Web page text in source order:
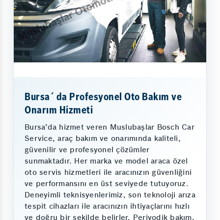
Bursa´ da Profesyonel Oto Bakım ve
Onarım Hizmeti
Bursa’da hizmet veren Muslubaşlar Bosch Car
Service, araç bakım ve onarımında kaliteli,
güvenilir ve profesyonel çözümler
sunmaktadır. Her marka ve model araca özel
oto servis hizmetleri ile aracınızın güvenliğini
ve performansını en üst seviyede tutuyoruz.
Deneyimli teknisyenlerimiz, son teknoloji arıza
tespit cihazları ile aracınızın ihtiyaçlarını hızlı
ve doğru bir şekilde belirler. Periyodik bakım,